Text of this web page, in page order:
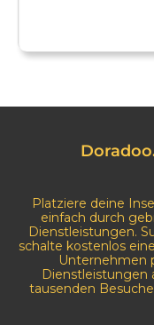
Platziere deine
einfach durch
Dienstleistungen.
schalte kostenlos
Unternehmen
Dienstleistungen
tausenden